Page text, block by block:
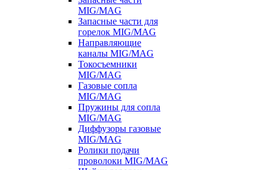
MIG/MAG
Запасные части для
горелок MIG/MAG
Направляющие
каналы MIG/MAG
Токосъемники
MIG/MAG
Газовые сопла
MIG/MAG
Пружины для сопла
MIG/MAG
Диффузоры газовые
MIG/MAG
Ролики подачи
проволоки MIG/MAG